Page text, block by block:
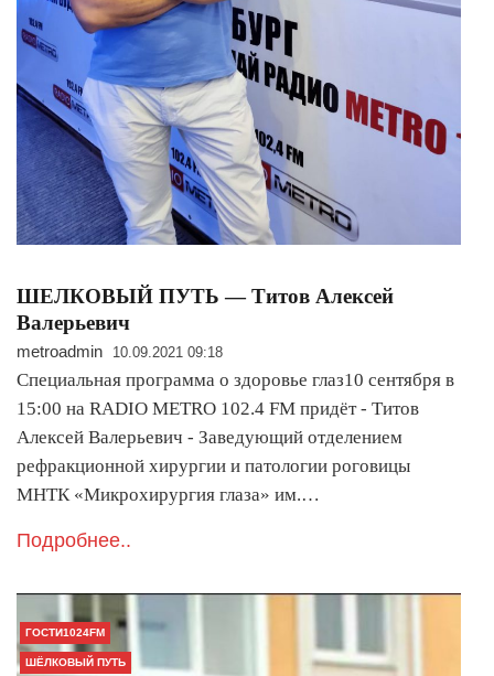
ШЕЛКОВЫЙ ПУТЬ — Титов Алексей
Валерьевич
metroadmin 10.09.2021 09:18
Специальная программа о здоровье глаз10 сентября в
15:00 на RADIO METRO 102.4 FM придёт - Титов
Алексей Валерьевич - Заведующий отделением
рефракционной хирургии и патологии роговицы
МНТК «Микрохирургия глаза» им.…
Подробнее..
ГОСТИ1024FM
ШЁЛКОВЫЙ ПУТЬ